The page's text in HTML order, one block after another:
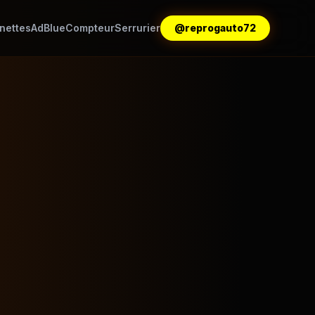
AdBlueCompteurSerrurier @reprogauto72